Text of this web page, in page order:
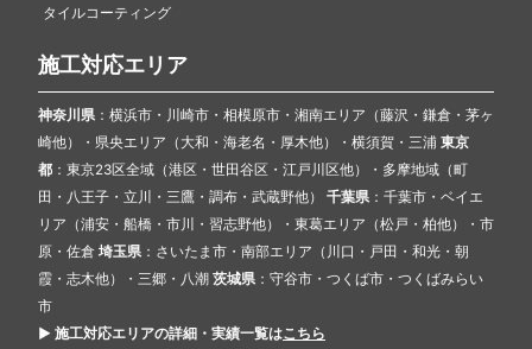
タイルコーティング
施工対応エリア
神奈川県 ：横浜市・川崎市・相模原市・湘南エリア（藤沢・鎌倉・茅ヶ
崎他）・県央エリア（大和・海老名・厚木他）・横須賀・三浦 東京
都 ：東京23区全域（港区・世田谷区・江戸川区他）・多摩地域（町
田・八王子・立川・三鷹・調布・武蔵野他） 千葉県 ：千葉市・ベイエ
リア（浦安・船橋・市川・習志野他）・東葛エリア（松戸・柏他）・市
原・佐倉 埼玉県 ：さいたま市・南部エリア（川口・戸田・和光・朝
霞・志木他）・三郷・八潮 茨城県 ：守谷市・つくば市・つくばみらい
市
▶︎ 施工対応エリアの詳細・実績一覧はこちら